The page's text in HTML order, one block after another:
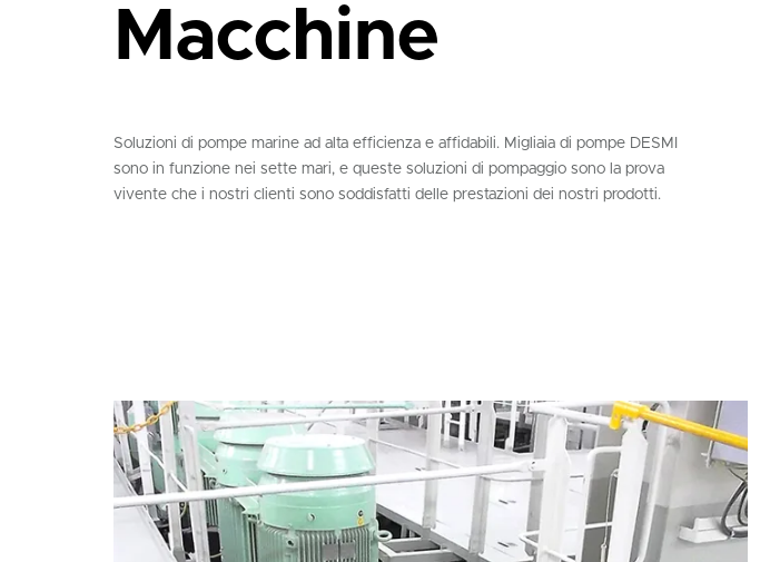
Macchine
Soluzioni di pompe marine ad alta efficienza e affidabili. Migliaia di pompe DESMI
sono in funzione nei sette mari, e queste soluzioni di pompaggio sono la prova
vivente che i nostri clienti sono soddisfatti delle prestazioni dei nostri prodotti.